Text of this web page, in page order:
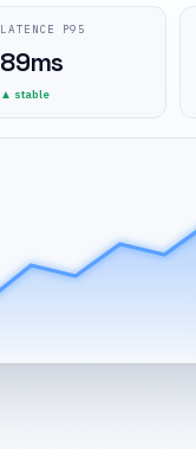
LATENCE P95
89ms
▲ stable